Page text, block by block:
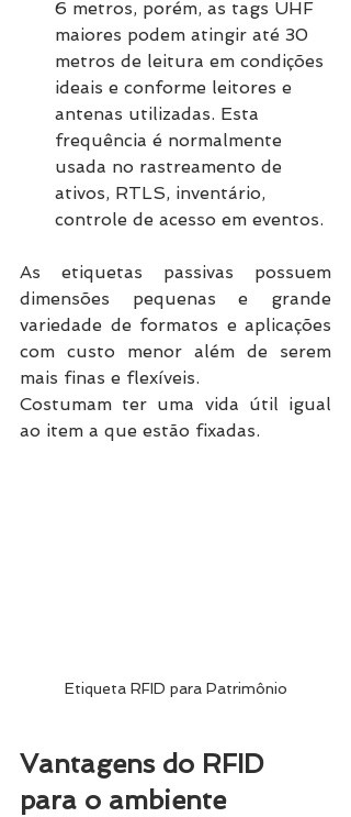
6 metros, porém, as tags UHF
maiores podem atingir até 30
metros de leitura em condições
ideais e conforme leitores e
antenas utilizadas. Esta
frequência é normalmente
usada no rastreamento de
ativos, RTLS, inventário,
controle de acesso em eventos.
As etiquetas passivas possuem
dimensões pequenas e grande
variedade de formatos e aplicações
com custo menor além de serem
mais finas e flexíveis.
Costumam ter uma vida útil igual
ao item a que estão fixadas.
Etiqueta RFID para Patrimônio
Vantagens do RFID
para o ambiente